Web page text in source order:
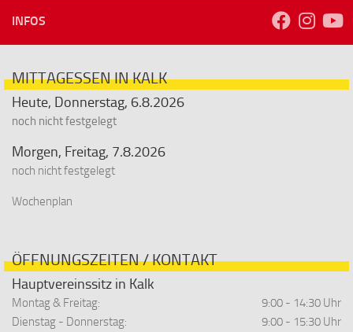
INFOS
MITTAGESSEN IN KALK
Heute, Donnerstag, 6.8.2026
noch nicht festgelegt
Morgen, Freitag, 7.8.2026
noch nicht festgelegt
Wochenplan
ÖFFNUNGSZEITEN / KONTAKT
Hauptvereinssitz in Kalk
Montag & Freitag:
9:00 - 14:30 Uhr
Dienstag - Donnerstag:
9:00 - 15:30 Uhr